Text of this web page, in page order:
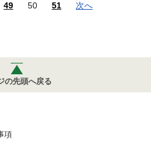
49 50 51 次へ
の先頭へ戻る
項